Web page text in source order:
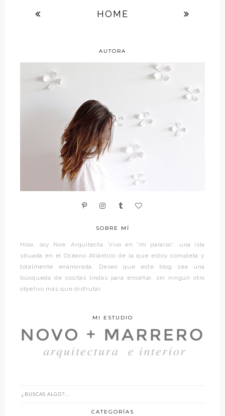
HOME
AUTORA
SOBRE MÍ
Hola, soy Noe. Arquitecta. Vivo en “mi paraíso”, una isla
situada en el Océano Atlántico de la que estoy completa y
totalmente enamorada. Deseo que este blog sea una
búsqueda de cositas lindas para enseñar, sin ningún otro
objetivo más que disfrutar.
MI ESTUDIO
CATEGORÍAS